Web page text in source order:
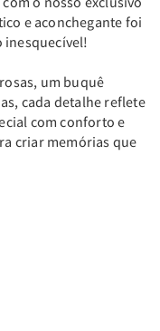
e aconchegante foi
inesquecível!
um buquê
cada detalhe reflete
com conforto e
criar memórias que